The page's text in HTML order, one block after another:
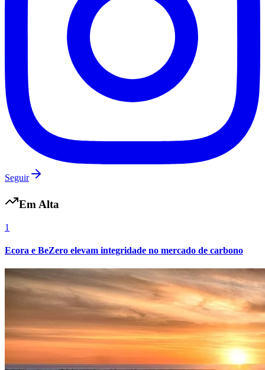
Internacional
Seguir
Em Alta
1
Ecora e BeZero elevam integridade no mercado de carbono